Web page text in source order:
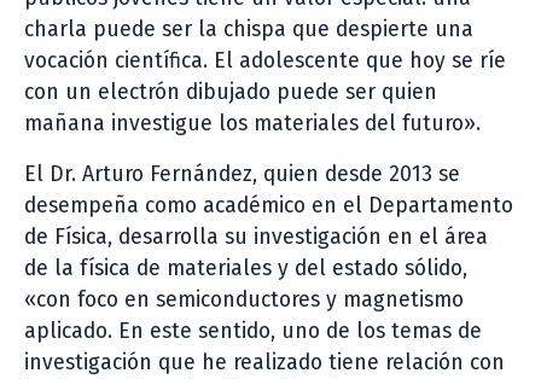
charla puede ser la chispa que despierte una
vocación científica. El adolescente que hoy se ríe
con un electrón dibujado puede ser quien
mañana investigue los materiales del futuro».
El Dr. Arturo Fernández, quien desde 2013 se
desempeña como académico en el Departamento
de Física, desarrolla su investigación en el área
de la física de materiales y del estado sólido,
«con foco en semiconductores y magnetismo
aplicado. En este sentido, uno de los temas de
investigación que he realizado tiene relación con